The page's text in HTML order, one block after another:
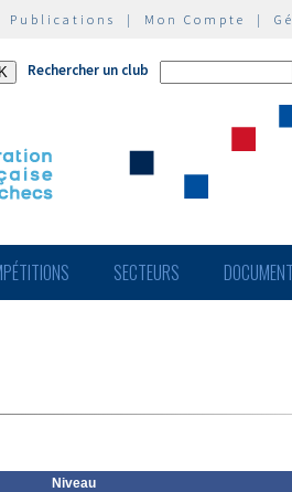
Publications | Mon Compte |
Rechercher un club
SECTEURS
Niveau